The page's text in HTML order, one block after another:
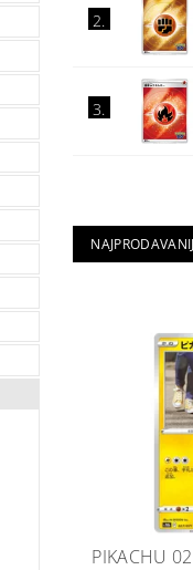
2.
3.
PIKACHU